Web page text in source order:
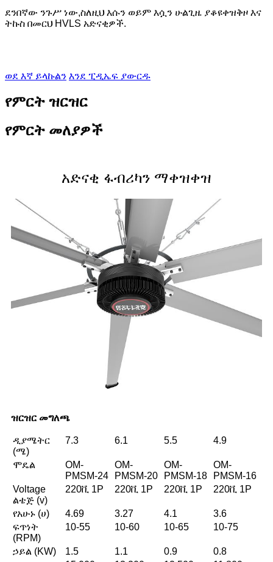
ደንበኛው ንጉሥ ነው,ስለዚህ እሱን ወይም እሷን ሁልጊዜ ያቆዩቀዝቅዞ እና
ትኩስ በመርህ HVLS አድናቂዎች.
ወደ እኛ ይላኩልን እንደ ፒዲኤፍ ያውርዱ
የምርት ዝርዝር
የምርት መለያዎች
አድናቂ ፋብሪካን ማቀዝቀዝ
ዝርዝር መግለጫ
ዲያሜትር
(ሜ)
7.3 6.1 5.5 4.9
ሞዴል
OM-
PMSM-24
OM-
PMSM-20
OM-
PMSM-18
OM-
PMSM-16
Voltage
ልቴጅ (v)
220ቪ 1P 220ቪ 1P 220ቪ 1P 220ቪ 1P
የአሁኑ (ሀ) 4.69 3.27 4.1
3.6
ፍጥነት
(RPM)
10-55 10-60 10-65 10-75
ኃይል (KW) 1.5 1.1 0.9
0.8